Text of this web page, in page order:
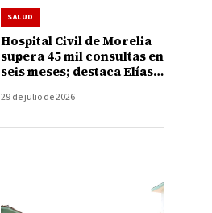
SALUD
Hospital Civil de Morelia
supera 45 mil consultas en
seis meses; destaca Elías
de servicio
29 de julio de 2026